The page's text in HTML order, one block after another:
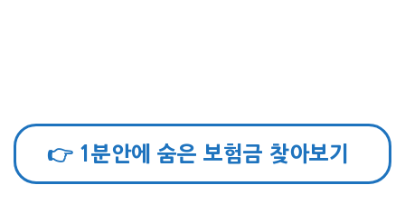
👉 1분안에 숨은 보험금 찾아보기